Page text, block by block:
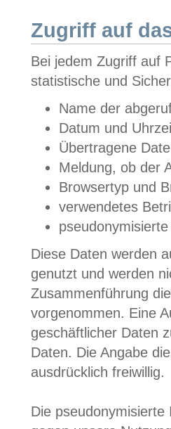
Zugriff auf
Bei jedem Zugriff auf
statistische und
Name der
Datum und
Übertragene
Meldung, ob der
Browsertyp und
verwendetes
Diese Daten werden
genutzt und werden
Zusammenführung
vorgenommen. Eine
geschäftlicher Daten
Daten. Die Angabe
ausdrücklich freiwillig.
Die